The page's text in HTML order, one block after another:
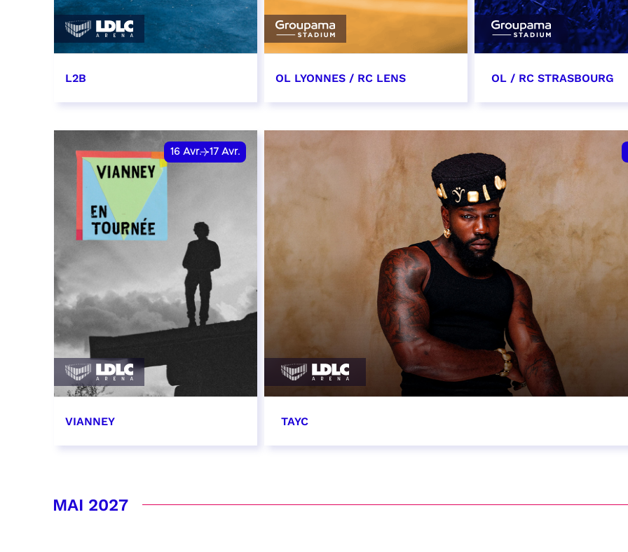
L2B OL LYONNES / RC LENS OL / RC STRASBOURG
RÉSERVER
16 Avr. 17 Avr.
VIANNEY TAYC
MAI 2027